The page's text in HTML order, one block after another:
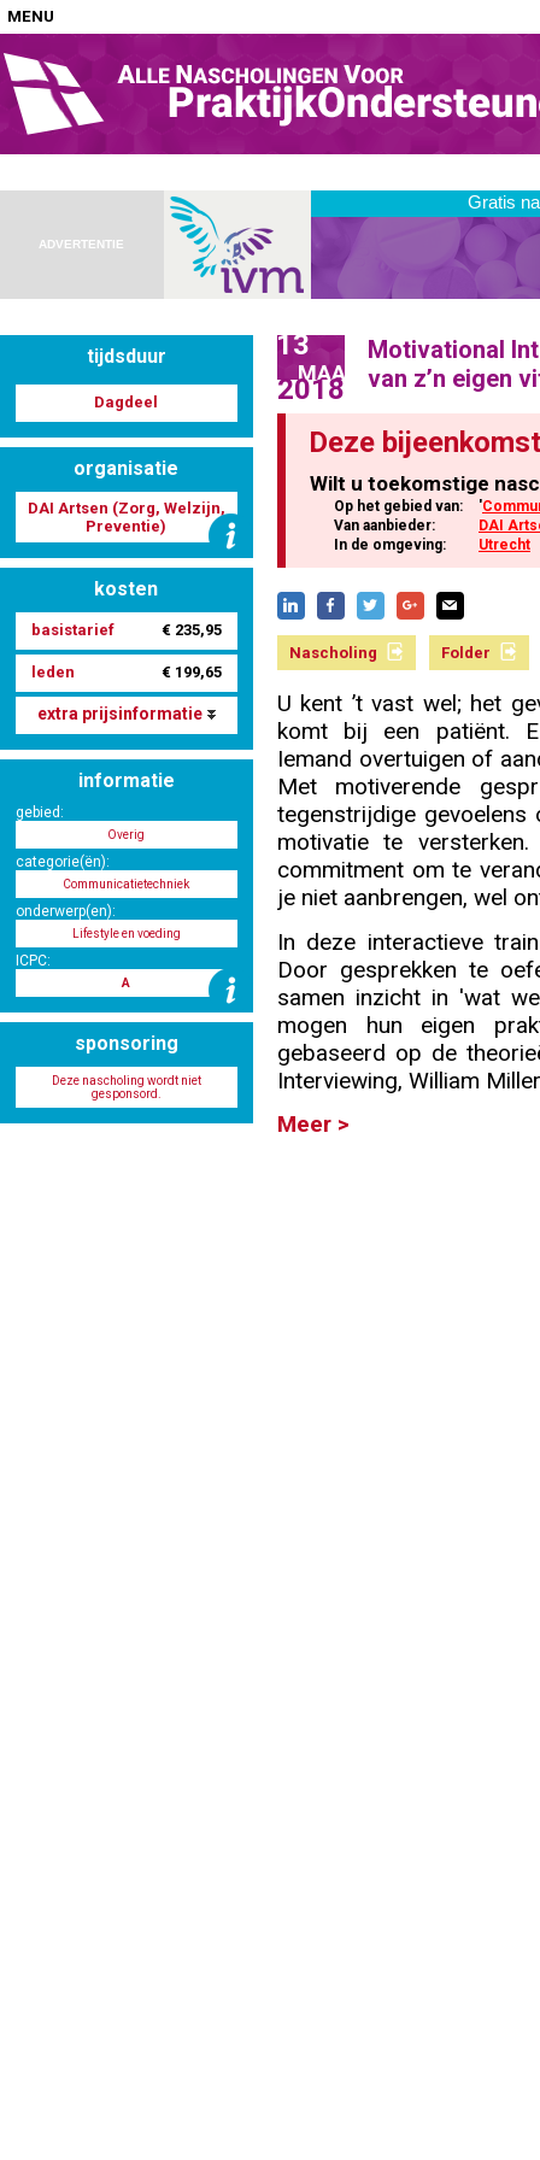
MENU
Home
Nascholingen op locatie (agenda)
Nascholingen online (elearning)
Nascholingen op aanvraag (in-company)
Nascholing aanmelden
Registreren
Inloggen
ADVERTENTIE
tijdsduur
Dagdeel
organisatie
DAI Artsen (Zorg, Welzijn,
Preventie)
kosten
basistarief € 235,95
leden € 199,65
extra prijsinformatie
informatie
gebied:
Overig
categorie(ën):
Communicatietechniek
onderwerp(en):
Lifestyle en voeding
ICPC:
A
sponsoring
Deze nascholing wordt niet
gesponsord.
13
MAA
2018
Motivational
van z’n eigen
Deze
Wilt u toekomstige
Op het gebied van: '
Van aanbieder:
DAI
In de omgeving:
Utrecht
Nascholing Folder
U kent ’t vast wel; het
komt bij een patiënt.
Iemand overtuigen of
Met motiverende
tegenstrijdige gevoelens
motivatie te
commitment om te
je niet aanbrengen, wel
In deze interactieve
Door gesprekken te
samen inzicht in 'wat
mogen hun eigen
gebaseerd op de
Interviewing, William
Meer >